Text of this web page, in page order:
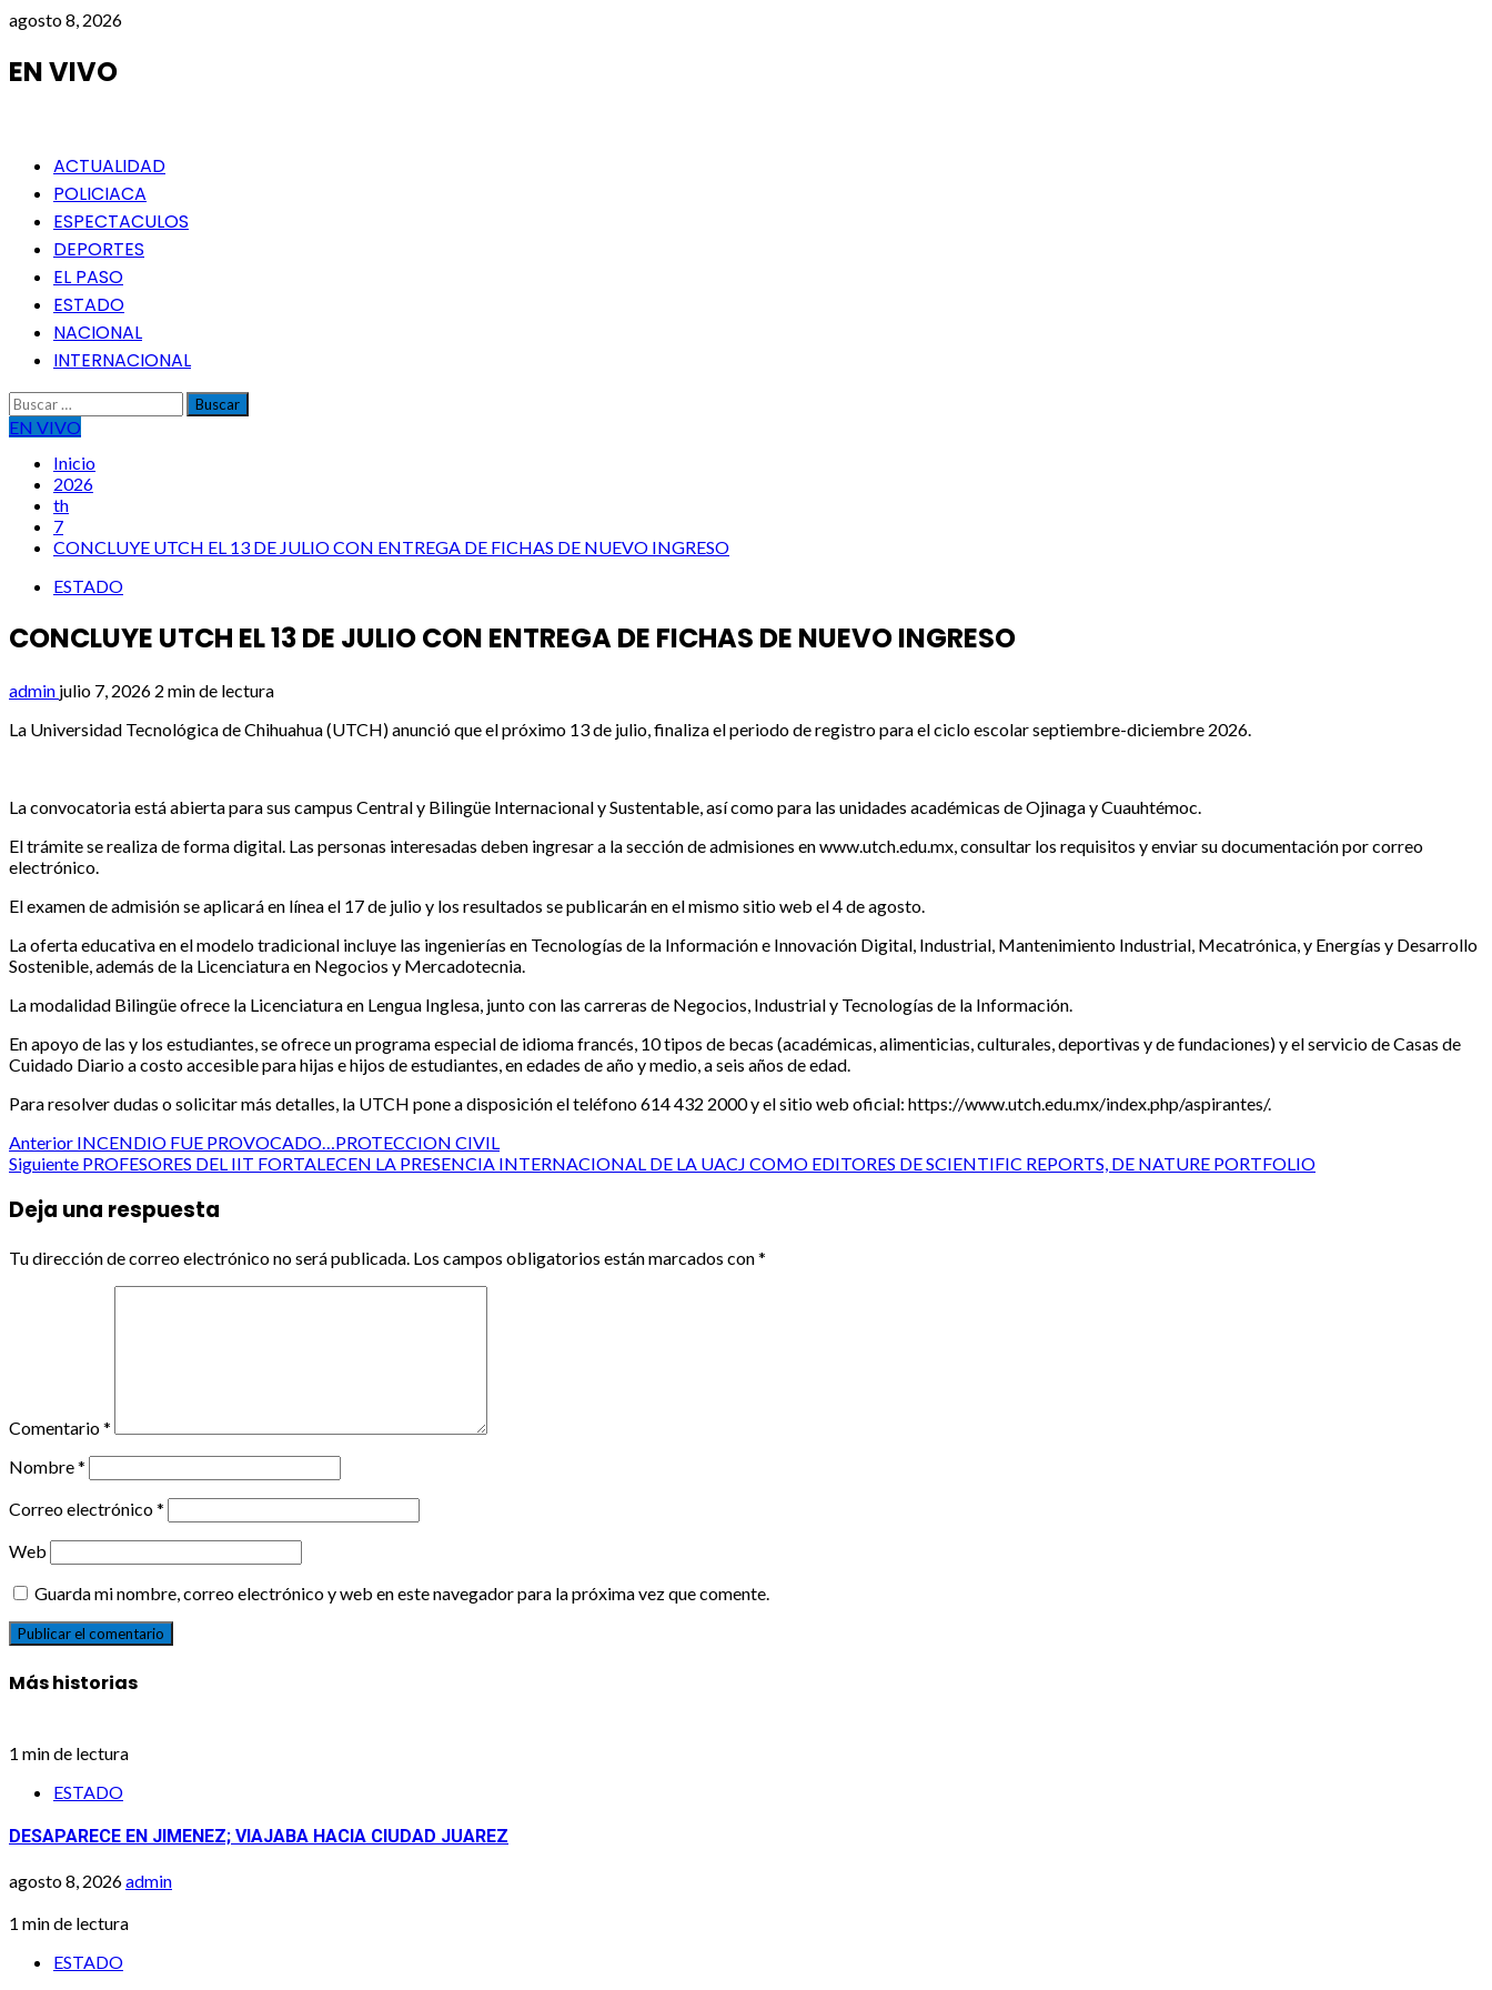
Saltar
contenido
agosto 8, 2026
EN VIVO
Menú
principal
ACTUALIDAD
POLICIACA
ESPECTACULOS
DEPORTES
EL PASO
ESTADO
NACIONAL
INTERNACIONAL
Buscar:
EN VIVO
Inicio
2026
th
7
CONCLUYE UTCH EL 13 DE JULIO CON ENTREGA DE FICHAS DE NUEVO INGRESO
ESTADO
CONCLUYE UTCH EL 13 DE JULIO CON ENTREGA DE FICHAS DE NUEVO INGRESO
admin julio 7, 2026 2 min de lectura
La Universidad Tecnológica de Chihuahua (UTCH) anunció que el próximo 13 de julio, finaliza el periodo de registro para el ciclo escolar septiembre-diciembre 2026.
La convocatoria está abierta para sus campus Central y Bilingüe Internacional y Sustentable, así como para las unidades académicas de Ojinaga y Cuauhtémoc.
El trámite se realiza de forma digital. Las personas interesadas deben ingresar a la sección de admisiones en www.utch.edu.mx, consultar los requisitos y enviar su documentación por correo
electrónico.
El examen de admisión se aplicará en línea el 17 de julio y los resultados se publicarán en el mismo sitio web el 4 de agosto.
La oferta educativa en el modelo tradicional incluye las ingenierías en Tecnologías de la Información e Innovación Digital, Industrial, Mantenimiento Industrial, Mecatrónica, y Energías y Desarrollo
Sostenible, además de la Licenciatura en Negocios y Mercadotecnia.
La modalidad Bilingüe ofrece la Licenciatura en Lengua Inglesa, junto con las carreras de Negocios, Industrial y Tecnologías de la Información.
En apoyo de las y los estudiantes, se ofrece un programa especial de idioma francés, 10 tipos de becas (académicas, alimenticias, culturales, deportivas y de fundaciones) y el servicio de Casas de
Cuidado Diario a costo accesible para hijas e hijos de estudiantes, en edades de año y medio, a seis años de edad.
Para resolver dudas o solicitar más detalles, la UTCH pone a disposición el teléfono 614 432 2000 y el sitio web oficial: https://www.utch.edu.mx/index.php/aspirantes/.
Post
Anterior INCENDIO FUE PROVOCADO…PROTECCION CIVIL
Siguiente PROFESORES DEL IIT FORTALECEN LA PRESENCIA INTERNACIONAL DE LA UACJ COMO EDITORES DE SCIENTIFIC REPORTS, DE NATURE PORTFOLIO
Deja una respuesta
Tu dirección de correo electrónico no será publicada. Los campos obligatorios están marcados con*
Comentario*
Nombre*
Correo electrónico*
Web
Guarda mi nombre, correo electrónico y web en este navegador para la próxima vez que comente.
Más historias
1 min de lectura
ESTADO
DESAPARECE EN JIMENEZ; VIAJABA HACIA CIUDAD JUAREZ
agosto 8, 2026admin
1 min de lectura
ESTADO